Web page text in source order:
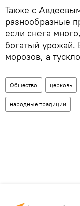
Также с
разнообразные
если снега
богатый урожай.
морозов, а
Общество церковь
народные традиции